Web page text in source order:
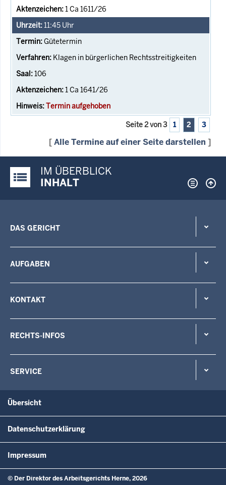
1 Ca 1611/26
11:45 Uhr
Gütetermin
Klagen in bürgerlichen Rechtsstreitigkeiten
106
1 Ca 1641/26
Termin aufgehoben
Seite 2 von 3 1 2 3
[Alle Termine auf einer Seite darstellen ]
Justiz-Portal im Überblick:
IM ÜBERBLICK
INHALT
DAS GERICHT
AUFGABEN
KONTAKT
RECHTS-INFOS
SERVICE
Übersicht
Datenschutzerklärung
Impressum
© Der Direktor des Arbeitsgerichts Herne, 2026